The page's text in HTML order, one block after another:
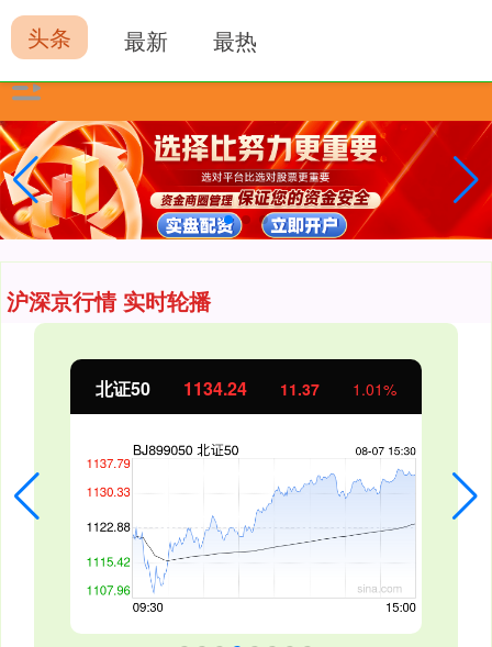
沪深京行情 实时轮播
北证50 1134.24 11.37 1.01%
头条 最新 最热